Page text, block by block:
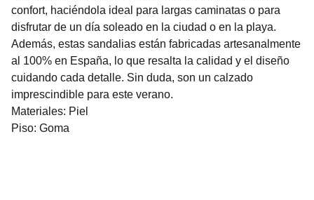
confort, haciéndola ideal para largas caminatas o para
disfrutar de un día soleado en la ciudad o en la playa.
Además, estas sandalias están fabricadas artesanalmente
al 100% en España, lo que resalta la calidad y el diseño
cuidando cada detalle. Sin duda, son un calzado
imprescindible para este verano.
Materiales: Piel
Piso: Goma